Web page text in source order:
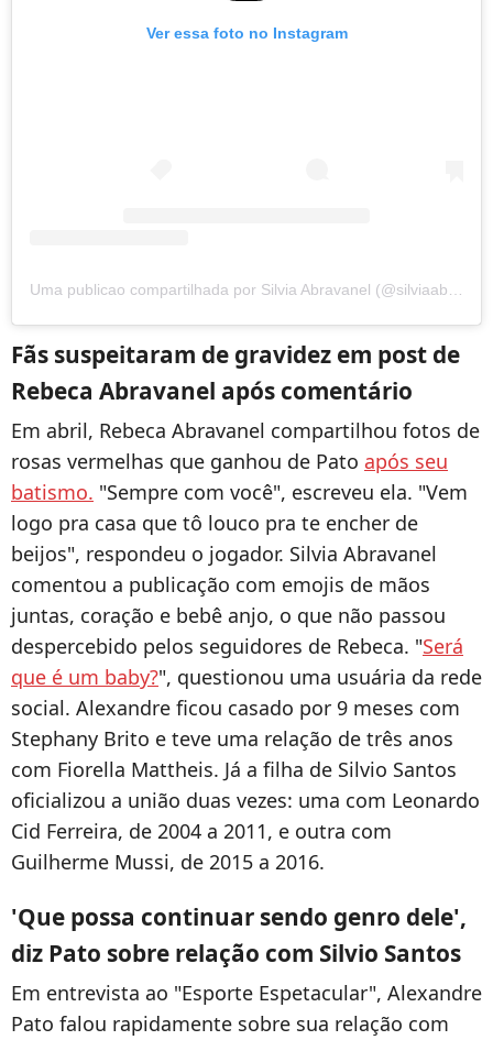
Ver essa foto no Instagram
Fãs suspeitaram de gravidez em post de
Rebeca Abravanel após comentário
Em abril, Rebeca Abravanel compartilhou fotos de
rosas vermelhas que ganhou de Pato após seu
batismo. "Sempre com você", escreveu ela. "Vem
logo pra casa que tô louco pra te encher de
beijos", respondeu o jogador. Silvia Abravanel
comentou a publicação com emojis de mãos
juntas, coração e bebê anjo, o que não passou
despercebido pelos seguidores de Rebeca. "Será
que é um baby?", questionou uma usuária da rede
social. Alexandre ficou casado por 9 meses com
Stephany Brito e teve uma relação de três anos
com Fiorella Mattheis. Já a filha de Silvio Santos
oficializou a união duas vezes: uma com Leonardo
Cid Ferreira, de 2004 a 2011, e outra com
Guilherme Mussi, de 2015 a 2016.
'Que possa continuar sendo genro dele',
diz Pato sobre relação com Silvio Santos
Em entrevista ao "Esporte Espetacular", Alexandre
Pato falou rapidamente sobre sua relação com